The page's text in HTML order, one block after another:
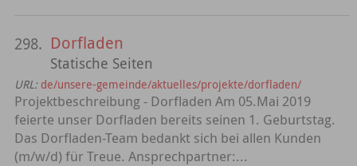
298. Dorfladen
Statische Seiten
URL: de/unsere-gemeinde/aktuelles/projekte/dorfladen/
Projektbeschreibung - Dorfladen Am 05.Mai 2019
feierte unser Dorfladen bereits seinen 1. Geburtstag.
Das Dorfladen-Team bedankt sich bei allen Kunden
(m/w/d) für Treue. Ansprechpartner:...